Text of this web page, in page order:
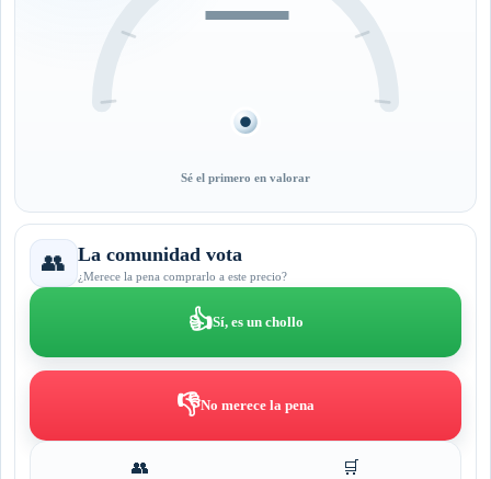
Sé el primero en valorar
👥 La comunidad vota
¿Merece la pena comprarlo a este precio?
👍Sí, es un chollo
👎No merece la pena
👥 🛒